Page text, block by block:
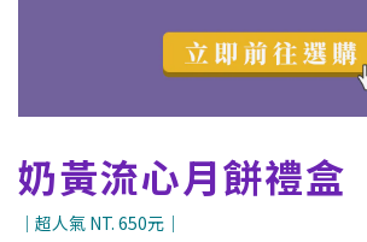
奶黃流心月餅禮盒
｜超人氣 NT. 650元｜